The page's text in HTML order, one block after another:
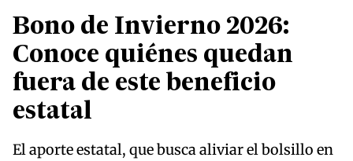
Bono de Invierno 2026:
Conoce quiénes quedan
fuera de este beneficio
estatal
El aporte estatal, que busca aliviar el bolsillo en